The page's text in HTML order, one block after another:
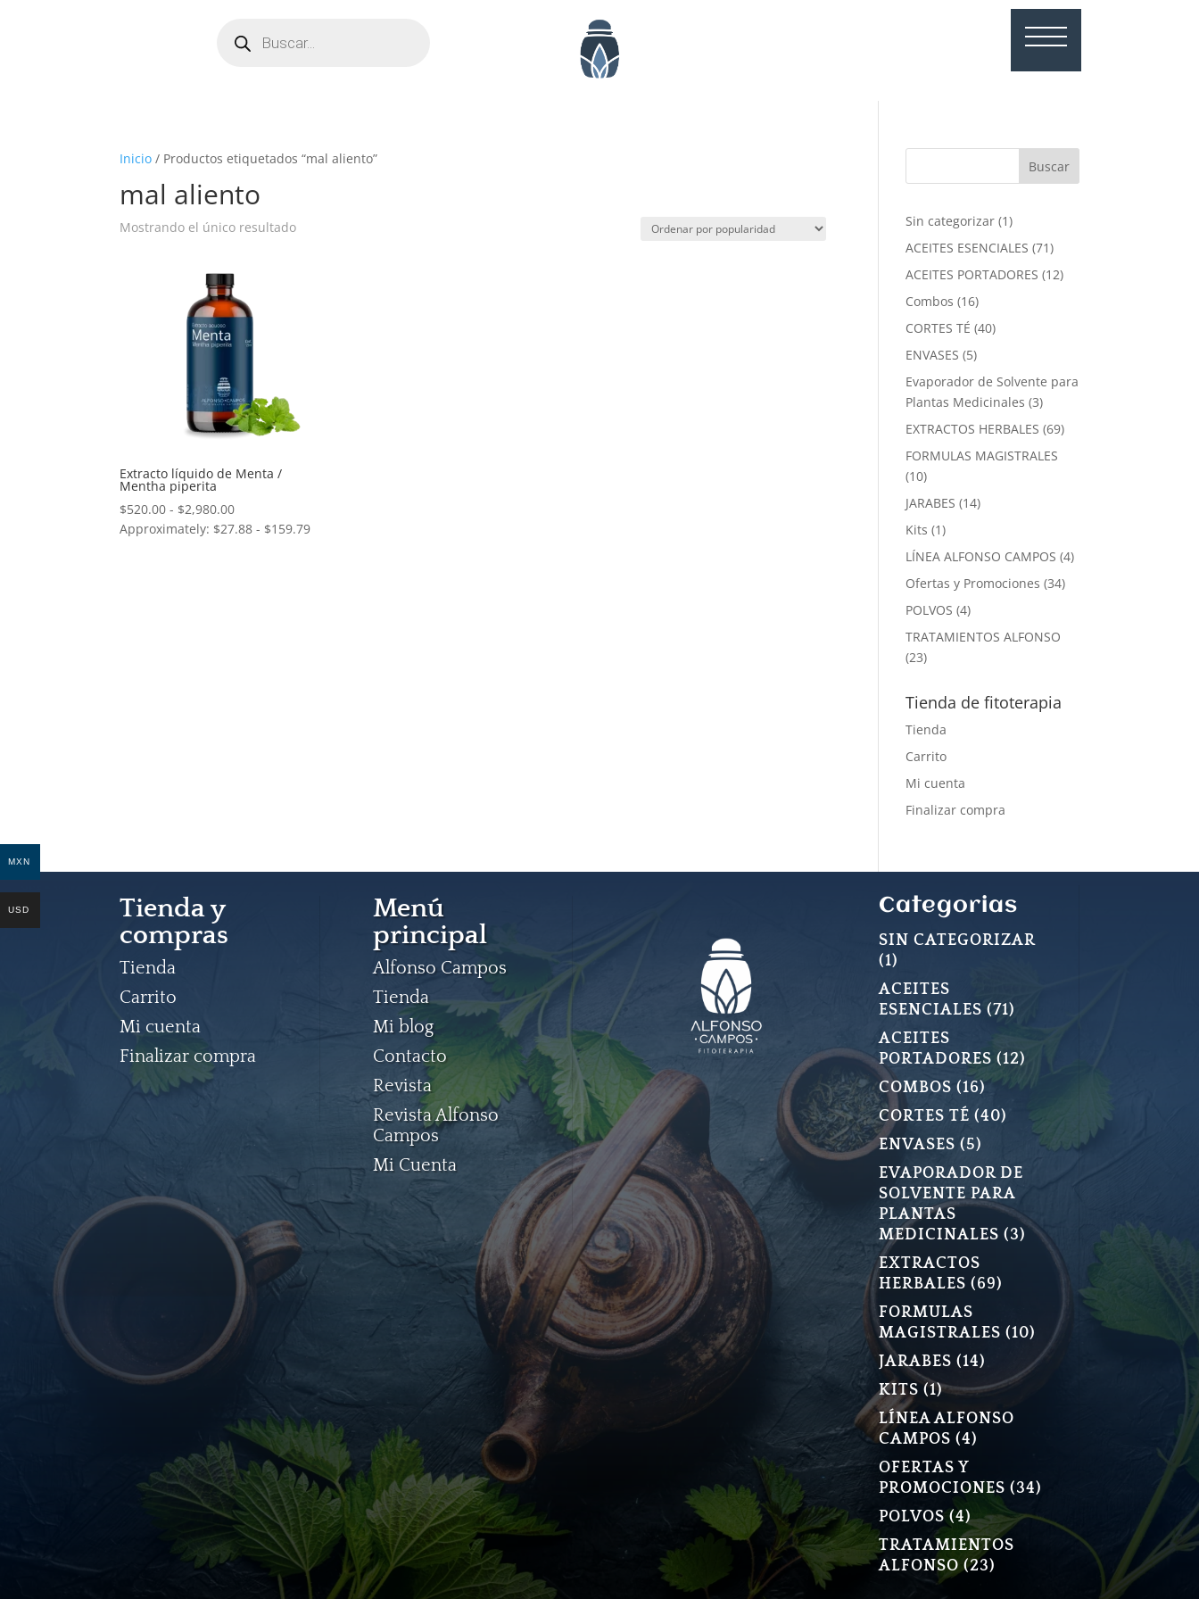
productos
Inicio / Productos etiquetados “mal aliento”
mal aliento
Mostrando el único resultado
Extracto líquido de Menta /
Mentha piperita
$520.00 - $2,980.00Rango
de
Approximately: $27.88 - $159.79
Sin categorizar 11
producto
ACEITES ESENCIALES 7171
productos
ACEITES PORTADORES 1212
Combos 1616
productos
CORTES TÉ 4040
ENVASES 55
productos
Evaporador de Solvente para
Plantas Medicinales 33
productos
EXTRACTOS HERBALES 6969
FORMULAS MAGISTRALES
1010
productos
JARABES 1414
Kits 11
producto
LÍNEA ALFONSO CAMPOS 44
Ofertas y Promociones 3434
POLVOS 44
productos
TRATAMIENTOS ALFONSO
2323
Tienda de fitoterapia
Tienda
Carrito
Mi cuenta
Finalizar compra
Tienda y
compras
Tienda
Carrito
Mi cuenta
Finalizar compra
Menú
principal
Alfonso Campos
Tienda
Mi blog
Contacto
Revista
Revista Alfonso
Campos
Mi Cuenta
Categorias
SIN CATEGORIZAR
11
PRODUCTO
ACEITES
ESENCIALES
7171
ACEITES
PORTADORES
1212
COMBOS 1616
PRODUCTOS
CORTES TÉ 4040
PRODUCTOS
ENVASES 55
PRODUCTOS
EVAPORADOR DE
SOLVENTE PARA
PLANTAS
MEDICINALES
33
PRODUCTOS
EXTRACTOS
HERBALES
6969
PRODUCTOS
FORMULAS
MAGISTRALES
1010
PRODUCTOS
JARABES 1414
PRODUCTOS
KITS 11
PRODUCTO
LÍNEA ALFONSO
CAMPOS
44
OFERTAS Y
PROMOCIONES
3434
POLVOS 44
PRODUCTOS
TRATAMIENTOS
ALFONSO
2323
MXN
USD